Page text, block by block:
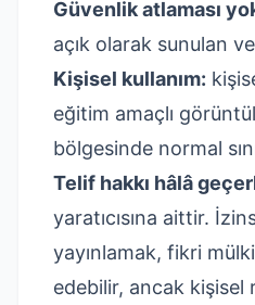
Güvenlik atlaması
açık olarak sunulan
Kişisel kullanım:
eğitim amaçlı
bölgesinde normal
Telif hakkı hâlâ
yaratıcısına aittir.
yayınlamak, fikri
edebilir, ancak kişisel